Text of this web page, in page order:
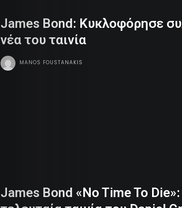
James Bond: Κυκλοφόρησε
νέα του ταινία
MANOS FOUSTANAKIS
James Bond «No Time To